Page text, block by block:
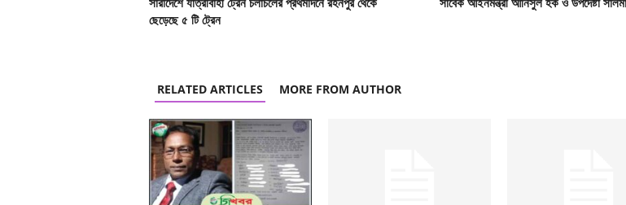
ছেড়েছে ৫ টি ট্রেন
RELATED ARTICLES MORE FROM AUTHOR